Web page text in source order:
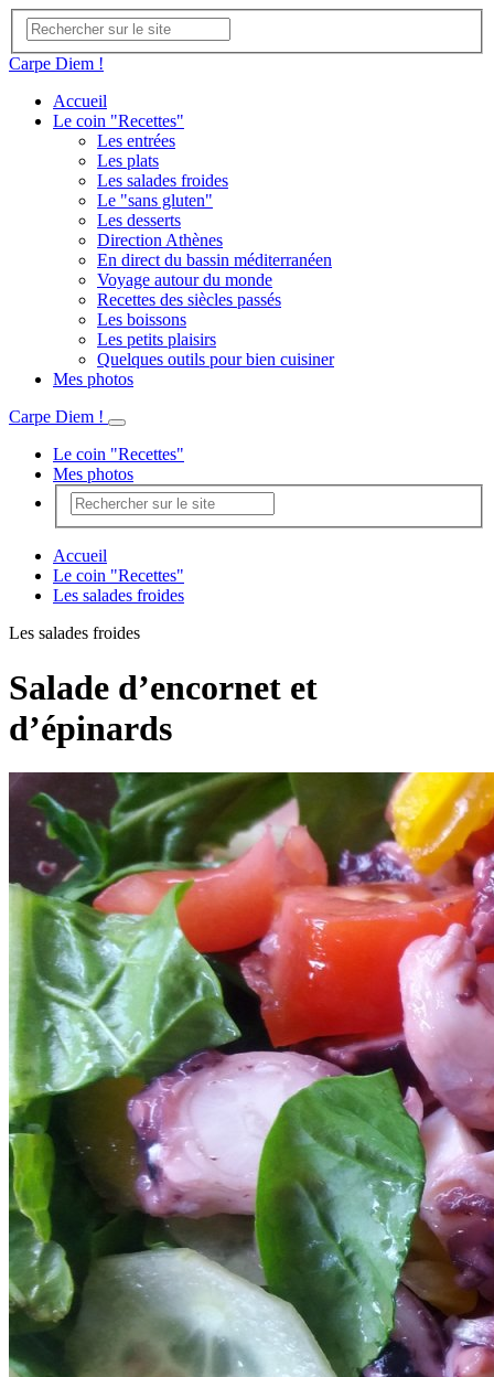
Carpe Diem !
Accueil
Le coin "Recettes"
Les entrées
Les plats
Les salades froides
Le "sans gluten"
Les desserts
Direction Athènes
En direct du bassin méditerranéen
Voyage autour du monde
Recettes des siècles passés
Les boissons
Les petits plaisirs
Quelques outils pour bien cuisiner
Mes photos
Carpe Diem !
Le coin "Recettes"
Mes photos
Accueil
Le coin "Recettes"
Les salades froides
Les salades froides
Salade d’encornet et
d’épinards